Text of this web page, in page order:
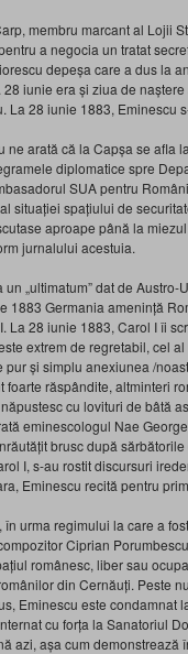
membru marcant al Lojii
a negocia un tratat
depeșa care a dus la
28 iunie era și ziua de
La 28 iunie 1883, Eminescu
ne arată că la Capșa se afla
diplomatice spre
SUA pentru
situației spațiului de
aproape până la
jurnalului acestuia.
„ultimatum” dat de
1883 Germania amenință
La 28 iunie 1883, Carol I îi
extrem de regretabil, cel
și simplu anexiunea /
foarte răspândite, altminteri
cu lovituri de bâtă
eminescologul Nae
brusc după
I, s-au rostit discursuri
Eminescu recită pentru
în urma regimului la care a
Ciprian
românesc, liber sau
din Cernăuți. Peste
Eminescu este condamnat
cu forța la Sanatoriul
azi, așa cum